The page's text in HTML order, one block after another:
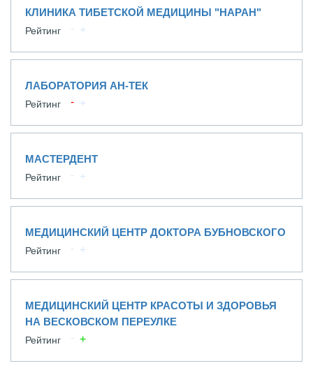
КЛИНИКА ТИБЕТСКОЙ МЕДИЦИНЫ "НАРАН"
Рейтинг
ЛАБОРАТОРИЯ АН-ТЕК
Рейтинг
МАСТЕРДЕНТ
Рейтинг
МЕДИЦИНСКИЙ ЦЕНТР ДОКТОРА БУБНОВСКОГО
Рейтинг
МЕДИЦИНСКИЙ ЦЕНТР КРАСОТЫ И ЗДОРОВЬЯ
НА ВЕСКОВСКОМ ПЕРЕУЛКЕ
Рейтинг